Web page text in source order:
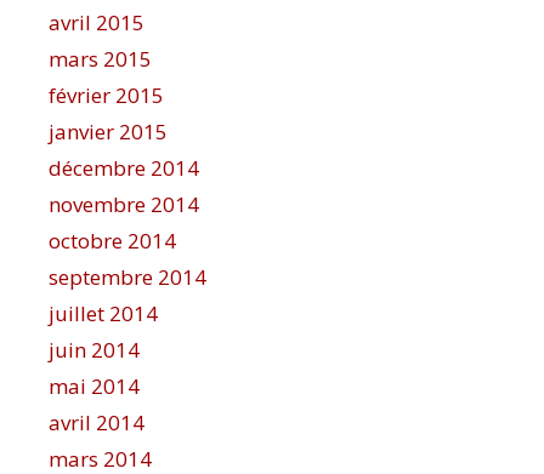
avril 2015
mars 2015
février 2015
janvier 2015
décembre 2014
novembre 2014
octobre 2014
septembre 2014
juillet 2014
juin 2014
mai 2014
avril 2014
mars 2014